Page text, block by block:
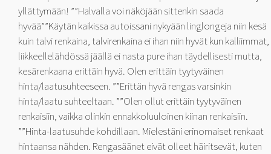
yllättymään! ””Halvalla voi näköjään sittenkin saada
hyvää””Käytän kaikissa autoissani nykyään linglongeja niin kesä
kuin talvi renkaina, talvirenkaina ei ihan niin hyvät kun kalliimmat,
liikkeellelähdössä jäällä ei nasta pure ihan täydellisesti mutta,
kesärenkaana erittäin hyvä. Olen erittäin tyytyväinen
hinta/laatusuhteeseen. ””Erittän hyvä rengas varsinkin
hinta/laatu suhteeltaan. ””Olen ollut erittäin tyytyväinen
renkaisiin, vaikka olinkin ennakkoluuloinen kiinan renkaisiin.
””Hinta-laatusuhde kohdillaan. Mielestäni erinomaiset renkaat
hintaansa nähden. Rengasäänet eivät olleet häiritsevät, kuten